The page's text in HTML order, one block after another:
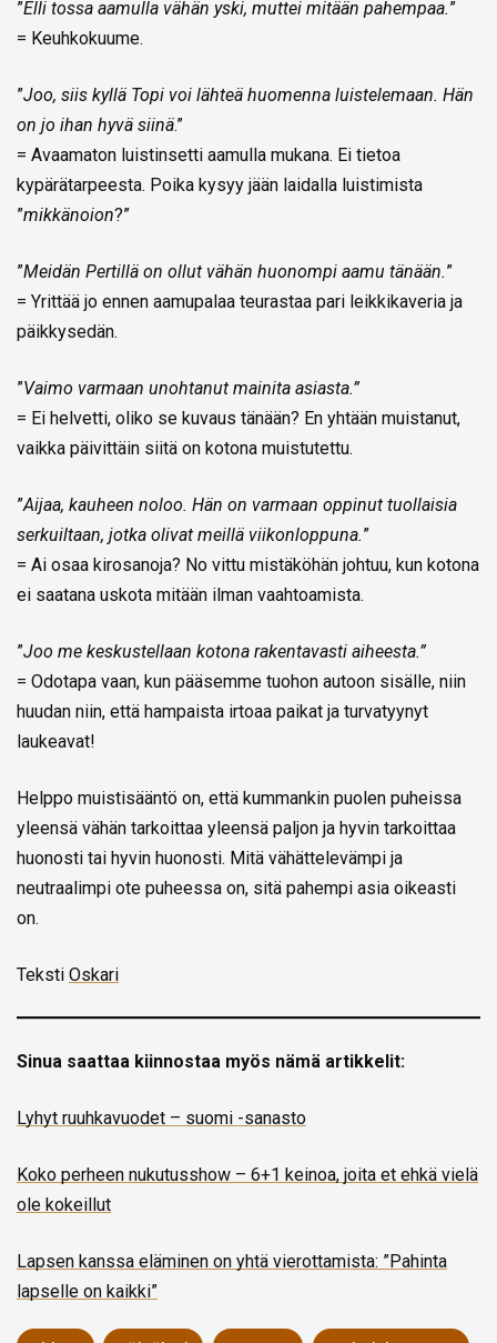
”Elli tossa aamulla vähän yski, muttei mitään pahempaa.”
= Keuhkokuume.
”Joo, siis kyllä Topi voi lähteä huomenna luistelemaan. Hän
on jo ihan hyvä siinä.”
= Avaamaton luistinsetti aamulla mukana. Ei tietoa
kypärätarpeesta. Poika kysyy jään laidalla luistimista
”mikkänoion?”
”Meidän Pertillä on ollut vähän huonompi aamu tänään.”
= Yrittää jo ennen aamupalaa teurastaa pari leikkikaveria ja
päikkysedän.
”Vaimo varmaan unohtanut mainita asiasta.”
= Ei helvetti, oliko se kuvaus tänään? En yhtään muistanut,
vaikka päivittäin siitä on kotona muistutettu.
”Aijaa, kauheen noloo. Hän on varmaan oppinut tuollaisia
serkuiltaan, jotka olivat meillä viikonloppuna.”
= Ai osaa kirosanoja? No vittu mistäköhän johtuu, kun kotona
ei saatana uskota mitään ilman vaahtoamista.
”Joo me keskustellaan kotona rakentavasti aiheesta.”
= Odotapa vaan, kun pääsemme tuohon autoon sisälle, niin
huudan niin, että hampaista irtoaa paikat ja turvatyynyt
laukeavat!
Helppo muistisääntö on, että kummankin puolen puheissa
yleensä vähän tarkoittaa yleensä paljon ja hyvin tarkoittaa
huonosti tai hyvin huonosti. Mitä vähättelevämpi ja
neutraalimpi ote puheessa on, sitä pahempi asia oikeasti
on.
Teksti Oskari
Sinua saattaa kiinnostaa myös nämä artikkelit:
Lyhyt ruuhkavuodet – suomi -sanasto
Koko perheen nukutusshow – 6+1 keinoa, joita et ehkä vielä
ole kokeillut
Lapsen kanssa eläminen on yhtä vierottamista: ”Pahinta
lapselle on kaikki”